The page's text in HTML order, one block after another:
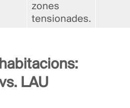
zones
tensionades.
LAU